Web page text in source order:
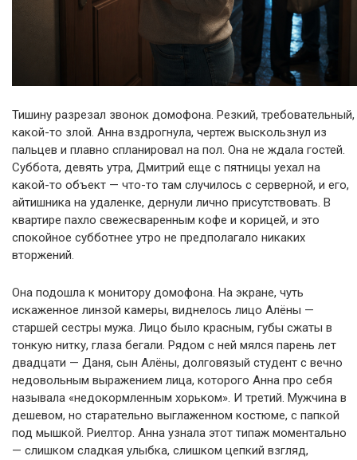
Тишину разрезал звонок домофона. Резкий, требовательный,
какой-то злой. Анна вздрогнула, чертеж выскользнул из
пальцев и плавно спланировал на пол. Она не ждала гостей.
Суббота, девять утра, Дмитрий еще с пятницы уехал на
какой-то объект — что-то там случилось с серверной, и его,
айтишника на удаленке, дернули лично присутствовать. В
квартире пахло свежесваренным кофе и корицей, и это
спокойное субботнее утро не предполагало никаких
вторжений.
Она подошла к монитору домофона. На экране, чуть
искаженное линзой камеры, виднелось лицо Алёны —
старшей сестры мужа. Лицо было красным, губы сжаты в
тонкую нитку, глаза бегали. Рядом с ней мялся парень лет
двадцати — Даня, сын Алёны, долговязый студент с вечно
недовольным выражением лица, которого Анна про себя
называла «недокормленным хорьком». И третий. Мужчина в
дешевом, но старательно выглаженном костюме, с папкой
под мышкой. Риелтор. Анна узнала этот типаж моментально
— слишком сладкая улыбка, слишком цепкий взгляд,